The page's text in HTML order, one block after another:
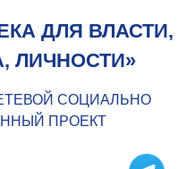
ДЛЯ ВЛАСТИ,
ЛИЧНОСТИ»
СОЦИАЛЬНО
ПРОЕКТ